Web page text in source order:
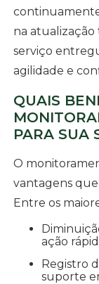
na atualização
serviço
agilidade e
QUAIS
PARA SUA
O
vantagens que
Entre os
Diminuição do risco de invação e furtos com
ação
Registro detalhado de ocorrências para
suporte